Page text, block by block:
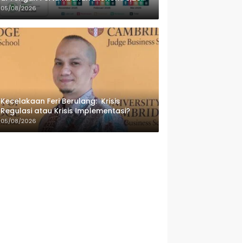
Persen
05/08/2026
Kecelakaan Feri Berulang: Krisis
Regulasi atau Krisis Implementasi?
05/08/2026